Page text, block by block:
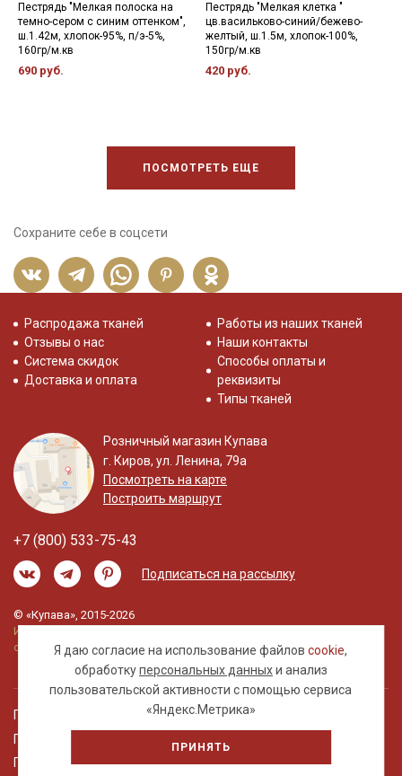
Пестрядь "Мелкая полоска на
темно-сером с синим оттенком",
ш.1.42м, хлопок-95%, п/э-5%,
160гр/м.кв
690 руб.
Пестрядь "Мелкая клетка "
цв.васильково-синий/бежево-
желтый, ш.1.5м, хлопок-100%,
150гр/м.кв
420 руб.
ПОСМОТРЕТЬ ЕЩЕ
Сохраните себе в соцсети
Я даю согласие на использование файловcookie,
обработкуперсональных данныхи анализ
пользовательской активности с помощью сервиса
«Яндекс.Метрика»
ПРИНЯТЬ
Распродажа тканей
Отзывы о нас
Система скидок
Доставка и оплата
Работы из наших тканей
Наши контакты
Способы оплаты и
реквизиты
Типы тканей
Розничный магазин Купава
г. Киров, ул. Ленина, 79а
Посмотреть на карте
Построить маршрут
+7 (800) 533-75-43
Подписаться на рассылку
© «Купава», 2015-2026
Информация на сайте не является публичной
офертой.
Правовая информация
Политика обработки персональных данных
Пользовательское соглашение